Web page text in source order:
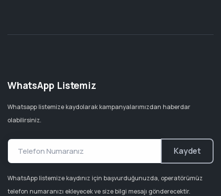
WhatsApp Listemiz
Whatsapp listemize kaydolarak kampanyalarımızdan haberdar
olabilirsiniz.
Kaydet
WhatsApp listemize kaydınız için başvurduğunuzda, operatörümüz
telefon numaranızı ekleyecek ve size bilgi mesajı gönderecektir.